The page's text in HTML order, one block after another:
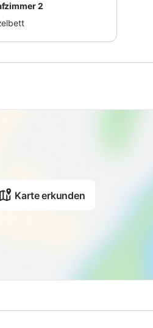
starten am Deich
2
Karte erkunden